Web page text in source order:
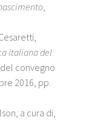
,
italiana del
del convegno
2016, pp.
a cura di,